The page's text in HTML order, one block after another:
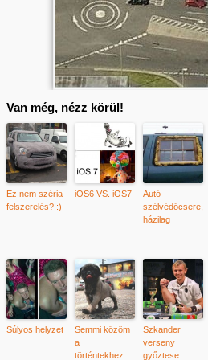
Van még, nézz körül!
Ez nem széria
felszerelés? :)
iOS6 VS. iOS7
Autó
szélvédőcsere,
házilag
Súlyos helyzet
Semmi közöm
a
történtekhez…
Szkander
verseny
győztese